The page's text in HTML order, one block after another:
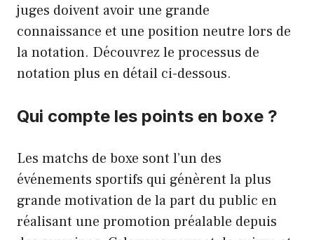
juges doivent avoir une grande
connaissance et une position neutre lors de
la notation. Découvrez le processus de
notation plus en détail ci-dessous.
Qui compte les points en boxe ?
Les matchs de boxe sont l’un des
événements sportifs qui génèrent la plus
grande motivation de la part du public en
réalisant une promotion préalable depuis